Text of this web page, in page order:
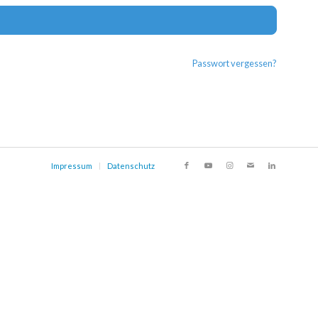
Passwort vergessen?
Impressum Datenschutz